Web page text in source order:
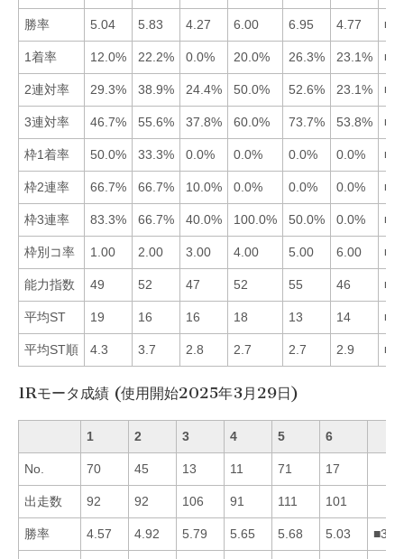
勝率 5.04 5.83 4.27 6.00 6.95 4.77
1着率 12.0% 22.2% 0.0% 20.0% 26.3% 23.1%
2連対率 29.3% 38.9% 24.4% 50.0% 52.6% 23.1%
3連対率 46.7% 55.6% 37.8% 60.0% 73.7% 53.8%
枠1着率 50.0% 33.3% 0.0% 0.0% 0.0% 0.0%
枠2連率 66.7% 66.7% 10.0% 0.0% 0.0% 0.0%
枠3連率 83.3% 66.7% 40.0% 100.0% 50.0% 0.0%
枠別コ率 1.00 2.00 3.00 4.00 5.00 6.00
能力指数 49 52 47 52 55 46
平均ST 19 16 16 18 13 14
平均ST順 4.3 3.7 2.8 2.7 2.7 2.9
1Rモータ成績 (使用開始2025年3月29日)
1 2 3 4 5 6
No. 70 45 13 11 71 17
出走数 92 92 106 91 111 101
勝率 4.57 4.92 5.79 5.65 5.68 5.03